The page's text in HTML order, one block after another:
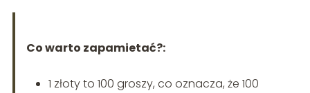
Co warto zapamietać?:
1 złoty to 100 groszy, co oznacza, że 100